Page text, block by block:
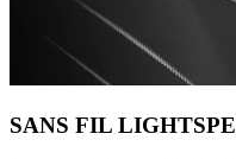
SANS FIL